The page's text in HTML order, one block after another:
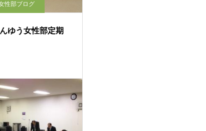
性部ブログ
ゆう女性部定期